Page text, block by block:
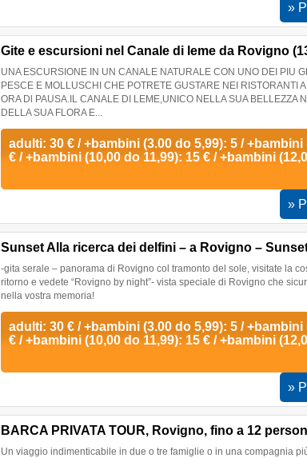
»
Gite e escursioni nel Canale di leme da Rovigno
UNA ESCURSIONE IN UN CANALE NATURALE CON UNO DEI PIU
PESCE E MOLLUSCHI CHE POTRETE GUSTARE NEI RISTORANTI
ORA Dl PAUSA.IL CANALE DI LEME,UNICO NELLA SUA BELLEZZA
DELLA SUA FLORA E...
adulti: 30 € / +bambini (3.00 do 5,99): 5 / +bambini
€ / +bambini (10,00 do 11,99): 15 € / +bambini
»
Sunset Alla ricerca dei delfini – a Rovigno –
-gita serale – panorama di Rovigno col tramonto del sole, visitate la
ritorno e vedete “Rovigno by night”- vista speciale di Rovigno che
nella vostra memoria!
adulti: 30 € / +bambini (3.00 do 5,99): 5 / +bambini
€ / +bambini (10,00 do 11,99): 15 € / +bambini
»
BARCA PRIVATA TOUR, Rovigno, fino a 12
Un viaggio indimenticabile in due o tre famiglie o in una compagnia